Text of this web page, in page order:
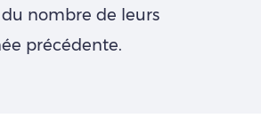
nombre de leurs
précédente.